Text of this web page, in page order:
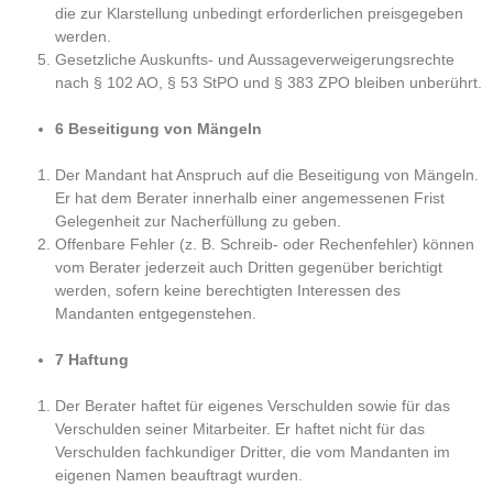
die zur Klarstellung unbedingt erforderlichen preisgegeben
werden.
Gesetzliche Auskunfts- und Aussageverweigerungsrechte
nach § 102 AO, § 53 StPO und § 383 ZPO bleiben unberührt.
6 Beseitigung von Mängeln
Der Mandant hat Anspruch auf die Beseitigung von Mängeln.
Er hat dem Berater innerhalb einer angemessenen Frist
Gelegenheit zur Nacherfüllung zu geben.
Offenbare Fehler (z. B. Schreib- oder Rechenfehler) können
vom Berater jederzeit auch Dritten gegenüber berichtigt
werden, sofern keine berechtigten Interessen des
Mandanten entgegenstehen.
7 Haftung
Der Berater haftet für eigenes Verschulden sowie für das
Verschulden seiner Mitarbeiter. Er haftet nicht für das
Verschulden fachkundiger Dritter, die vom Mandanten im
eigenen Namen beauftragt wurden.